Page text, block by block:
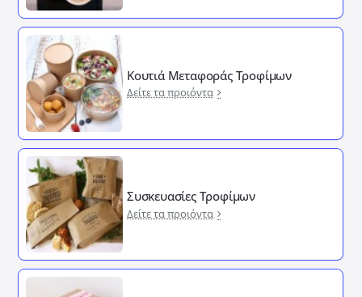
Κουτιά Μεταφοράς Τροφίμων
Δείτε τα προιόντα
Συσκευασίες Τροφίμων
Δείτε τα προιόντα